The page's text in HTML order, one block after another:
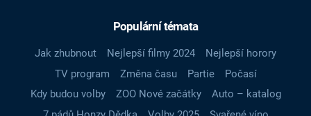
Populární témata
Jak zhubnout Nejlepší filmy 2024
Nejlepší horory
TV program
Změna času Partie
Počasí
Kdy budou volby
ZOO Nové začátky
Auto – katalog